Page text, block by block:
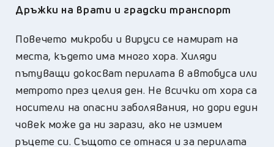
Дръжки на врати и градски транспорт
Повечето микроби и вируси се намират на
места, където има много хора. Хиляди
пътуващи докосват перилата в автобуса или
метрото през целия ден. Не всички от хора са
носители на опасни заболявания, но дори един
човек може да ни зарази, ако не измием
ръцете си. Същото се отнася и за перилата